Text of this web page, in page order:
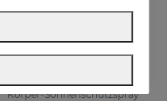
Körper-Sonnenschutzspray